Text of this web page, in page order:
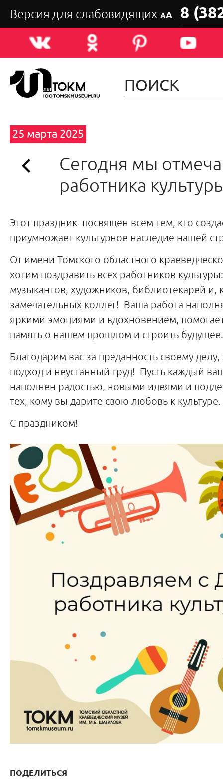
Версия для слабовидящих АА 8
25 марта 2025
Сегодня мы
работника
Этот праздник посвящен всем тем, кто
приумножает культурное наследие нашей
От имени Томского областного
хотим поздравить всех работников
музыкантов, художников, библиотекарей и,
замечательных коллег! Ваша работа
яркими эмоциями и вдохновением,
память о нашем прошлом и строить будущее.
Благодарим вас за преданность своему делу,
подход и неустанный труд! Пусть каждый
наполнен радостью, новыми идеями и
тех, кому вы дарите свою любовь к культуре.
С праздником!
ПОДЕЛИТЬСЯ